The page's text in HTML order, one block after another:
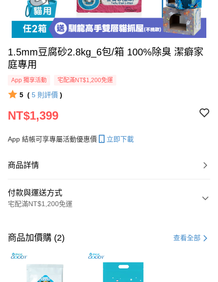
1.5mm豆腐砂2.8kg_6包/箱 100%除臭 潔癖家
庭專用
App 獨享活動 宅配滿NT$1,200免運
5 ( 5 則評價 )
NT$1,399
App 結帳可享專屬活動優惠價 立即下載
商品詳情
付款與運送方式
宅配滿NT$1,200免運
信用卡一次付款
LINE Pay
Apple Pay
商品加價購 (2) 查看全部